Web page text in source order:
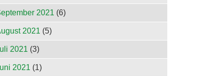
2021 (6)
2021 (5)
2021 (3)
2021 (1)